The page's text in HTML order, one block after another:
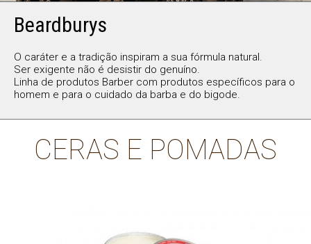
Beardburys
O caráter e a tradição inspiram a sua fórmula natural.
Ser exigente não é desistir do genuíno.
Linha de produtos Barber com produtos específicos para o
homem e para o cuidado da barba e do bigode.
CERAS E POMADAS